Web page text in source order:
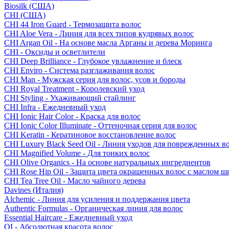
Biosilk (США)
CHI (США)
CHI 44 Iron Guard - Термозащита волос
CHI Aloe Vera - Линия для всех типов кудрявых волос
CHI Argan Oil - На основе масла Арганы и дерева Моринга
CHI - Оксиды и осветлители
CHI Deep Brilliance - Глубокое увлажнение и блеск
CHI Enviro - Система разглаживания волос
CHI Man - Мужская серия для волос, усов и бороды
CHI Royal Treatment - Королевский уход
CHI Styling - Ухаживающий стайлинг
CHI Infra - Ежедневный уход
CHI Ionic Hair Color - Краска для волос
CHI Ionic Color Illuminate - Оттеночная серия для волос
CHI Keratin - Кератиновое восстановление волос
CHI Luxury Black Seed Oil - Линия уходов для поврежденных
CHI Magnified Volume - Для тонких волос
CHI Olive Organics - На основе натуральных ингредиентов
CHI Rose Hip Oil - Защита цвета окрашенных волос с маслом
CHI Tea Tree Oil - Масло чайного дерева
Davines (Италия)
Alchemic - Линия для усиления и поддержания цвета
Authentic Formulas - Органическая линия для волос
Essential Haircare - Eжедневный уход
OI - Абсолютная красота волос